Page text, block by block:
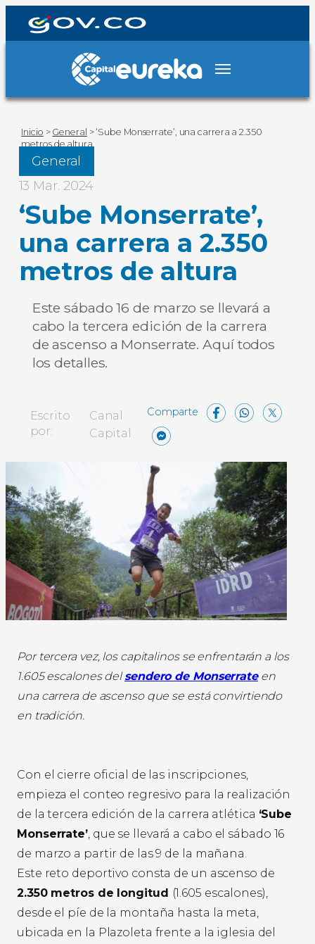
Inicio > General >‘Sube Monserrate’, una carrera a 2.350
metros de altura
General
13 Mar. 2024
‘Sube Monserrate’,
una carrera a 2.350
metros de altura
Este sábado 16 de marzo se llevará a
cabo la tercera edición de la carrera
de ascenso a Monserrate. Aquí todos
los detalles.
Escrito
por:
Canal
Capital
Por tercera vez, los capitalinos se enfrentarán a los
1.605 escalones delsendero de Monserrateen
una carrera de ascenso que se está convirtiendo
en tradición.
Con el cierre oficial de las inscripciones,
empieza el conteo regresivo para la realización
de la tercera edición de la carrera atlética ‘Sube
Monserrate’, que se llevará a cabo el sábado 16
de marzo a partir de las 9 de la mañana.
Este reto deportivo consta de un ascenso de
2.350 metros de longitud (1.605 escalones),
desde el píe de la montaña hasta la meta,
ubicada en la Plazoleta frente a la iglesia del